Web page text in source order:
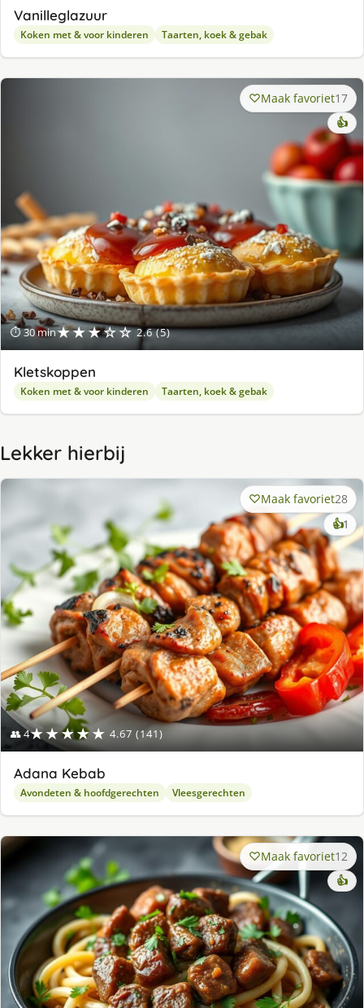
Vanilleglazuur
Koken met & voor kinderen Taarten, koek & gebak
⏱ 30 min★★★☆☆ 2.6 (5)
Maak favoriet17
👍
Kletskoppen
Koken met & voor kinderen Taarten, koek & gebak
Lekker hierbij
👥 4★★★★★ 4.67 (141)
Maak favoriet28
👍1
Adana Kebab
Avondeten & hoofdgerechten Vleesgerechten
Maak favoriet12
👍